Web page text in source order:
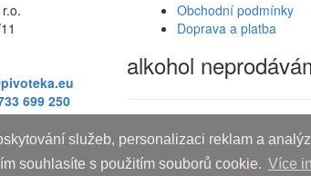
služeb, personalizaci reklam a
souhlasíte s použitím souborů cookie. Více
699 250
Obchodní podmínky
Doprava a platba
alkohol
An systems, s.r.o.